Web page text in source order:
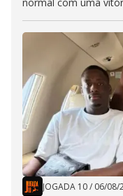
JOGADA 10/ 06/08/